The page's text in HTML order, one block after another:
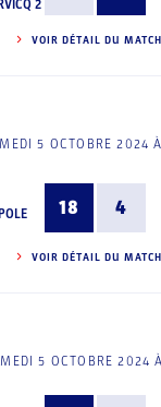
2
VOIR DÉTAIL DU MATCH
5 OCTOBRE 2024
18 4
VOIR DÉTAIL DU MATCH
5 OCTOBRE 2024